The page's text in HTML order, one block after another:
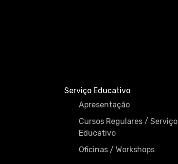
Serviço Educativo
Apresentação
Cursos Regulares / Serviço
Educativo
Oficinas / Workshops